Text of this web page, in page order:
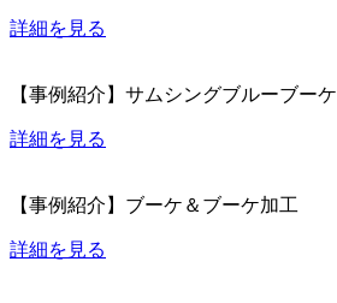
詳細を見る
【事例紹介】サムシングブルーブーケ
詳細を見る
【事例紹介】ブーケ＆ブーケ加工
詳細を見る